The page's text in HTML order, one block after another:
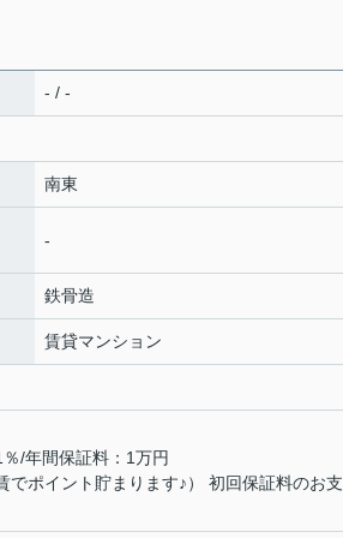
- / -
南東
-
鉄骨造
賃貸マンション
/年間保証料：1万円
ポイント貯まります♪） 初回保証料のお